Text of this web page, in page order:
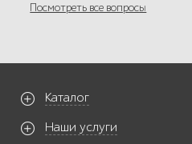
Посмотреть все вопросы
Каталог
Наши услуги